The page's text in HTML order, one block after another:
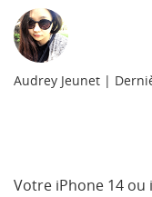
Support
Audrey Jeunet |
Votre iPhone 14 ou